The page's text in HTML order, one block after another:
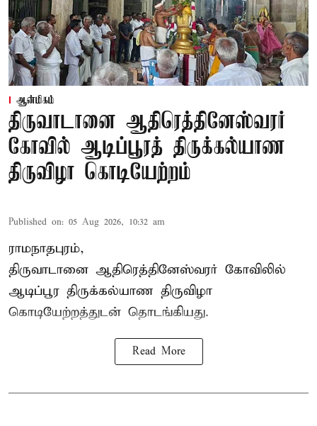
ஆன்மிகம்
திருவாடானை ஆதிரெத்தினேஸ்வரர்
கோவில் ஆடிப்பூரத் திருக்கல்யாண
திருவிழா கொடியேற்றம்
Published on: 05 Aug 2026, 10:32 am
ராமநாதபுரம்,
திருவாடானை ஆதிரெத்தினேஸ்வரர் கோவிலில்
ஆடிப்பூர திருக்கல்யாண திருவிழா
கொடியேற்றத்துடன் தொடங்கியது.
Read More